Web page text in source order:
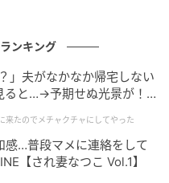
圧縮収納ポーチS」
利な「衣類圧縮収納ポ
ズ2000円の2サイズで
ンキング
」夫がなかなか帰宅しない
ると…→予期せぬ光景が！
た
来たのでメチャクチャにしてやった
感…普段マメに連絡をして
【され妻なつこ Vol.1】